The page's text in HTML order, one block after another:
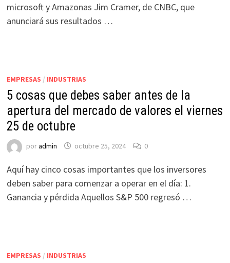
microsoft y Amazonas Jim Cramer, de CNBC, que
anunciará sus resultados …
EMPRESAS / INDUSTRIAS
5 cosas que debes saber antes de la
apertura del mercado de valores el viernes
25 de octubre
poradmin octubre 25, 2024 0
Aquí hay cinco cosas importantes que los inversores
deben saber para comenzar a operar en el día: 1.
Ganancia y pérdida Aquellos S&P 500 regresó …
EMPRESAS / INDUSTRIAS